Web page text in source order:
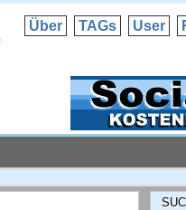
Über TAGs User